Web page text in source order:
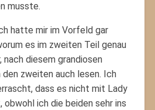
musste.
hatte mir im Vorfeld gar
es im zweiten Teil genau
diesem grandiosen
zweiten auch lesen. Ich
dass es nicht mit Lady
obwohl ich die beiden sehr ins